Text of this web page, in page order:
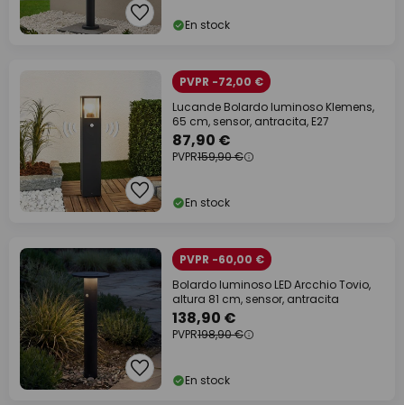
En stock
PVPR -72,00 €
Lucande Bolardo luminoso Klemens,
65 cm, sensor, antracita, E27
87,90 €
PVPR159,90 €
En stock
PVPR -60,00 €
Bolardo luminoso LED Arcchio Tovio,
altura 81 cm, sensor, antracita
138,90 €
PVPR198,90 €
En stock